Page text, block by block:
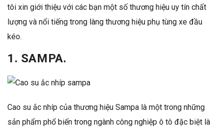
tôi xin giới thiệu với các bạn một số thương hiệu uy tín chất
lượng và nổi tiếng trong làng thương hiệu phụ tùng xe đầu
kéo.
1. SAMPA.
Cao su ắc nhíp của thương hiệu Sampa là một trong những
sản phẩm phổ biến trong ngành công nghiệp ô tô đặc biệt là